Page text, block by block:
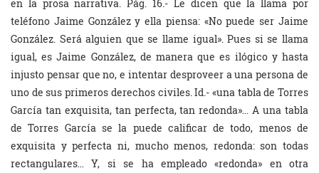
en la prosa narrativa.
Pág. 16.- Le dicen que la llama por
teléfono Jaime González y ella piensa: «No puede ser Jaime
González. Será alguien que se llame igual». Pues si se llama
igual, es Jaime González, de manera que es ilógico y hasta
injusto pensar que no, e intentar desproveer a una persona de
uno de sus primeros derechos civiles. Id.- «una tabla de Torres
García tan exquisita, tan perfecta, tan redonda»… A una tabla
de Torres García se la puede calificar de todo, menos de
exquisita y perfecta ni, mucho menos, redonda: son todas
rectangulares… Y, si se ha empleado «redonda» en otra